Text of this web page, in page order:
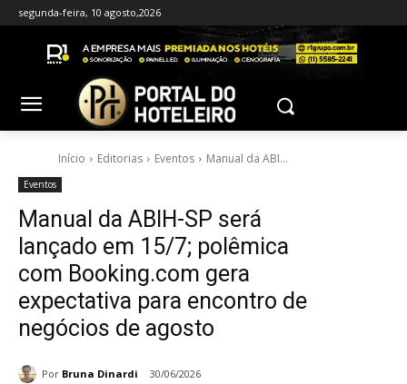
segunda-feira, 10 agosto,2026
Início Editorias Eventos Manual da ABI...
Eventos
Manual da ABIH-SP será
lançado em 15/7; polêmica
com Booking.com gera
expectativa para encontro de
negócios de agosto
Por Bruna Dinardi 30/06/2026